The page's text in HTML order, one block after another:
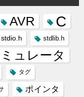
AVR C
stdio.h stdlib.h
ュレータ
タグ
ポインタ